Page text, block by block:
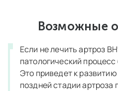
Возможные
Если не лечить артроз
патологический
Это приведет к
поздней стадии артроза